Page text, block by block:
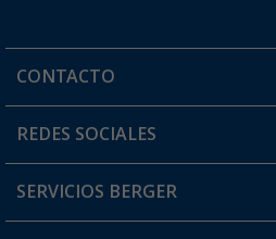
CONTACTO
Horario de atención al cliente:
¿Tienes alguna duda?
REDES SOCIALES
SERVICIOS BERGER